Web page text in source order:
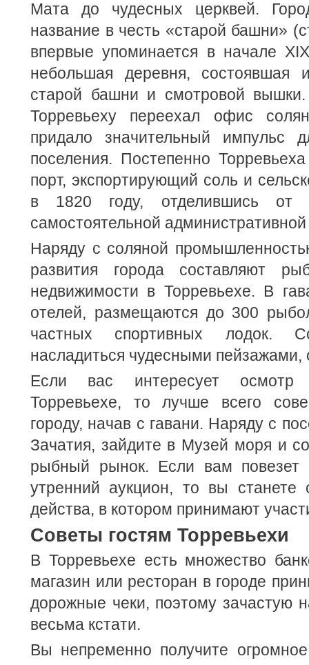
Мата до чудесных церквей.
название в честь «старой башни»
впервые упоминается в начале
небольшая деревня, состоявшая
старой башни и смотровой
Торревьеху переехал офис
придало значительный импульс
поселения. Постепенно
порт, экспортирующий соль и
в 1820 году, отделившись от
самостоятельной
Наряду с соляной
развития города составляют
недвижимости в Торревьехе. В
отелей, размещаются до 300
частных спортивных лодок.
насладиться чудесными пейзажами,
Если вас интересует осмотр
Торревьехе, то лучше всего
городу, начав с гавани. Наряду с
Зачатия, зайдите в Музей моря и
рыбный рынок. Если вам
утренний аукцион, то вы станете
действа, в котором принимают
Советы гостям Торревьехи
В Торревьехе есть множество
магазин или ресторан в городе
дорожные чеки, поэтому зачастую
весьма кстати.
Вы непременно получите